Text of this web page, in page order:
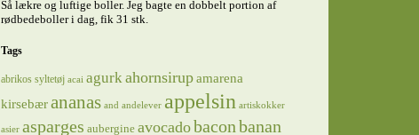
Så lækre og luftige boller. Jeg bagte en dobbelt portion af
rødbedeboller i dag, fik 31 stk.
Tags
abrikos syltetøj acai agurkahornsirup amarena
kirsebær ananas and andelever appelsin artiskokker
asier asparges aubergine avocadobaconbanan